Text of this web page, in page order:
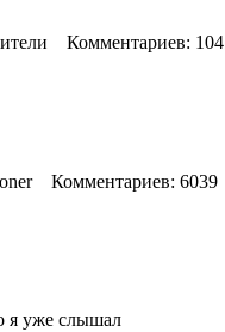
Комментариев: 104
Комментариев: 6039
я уже слышал